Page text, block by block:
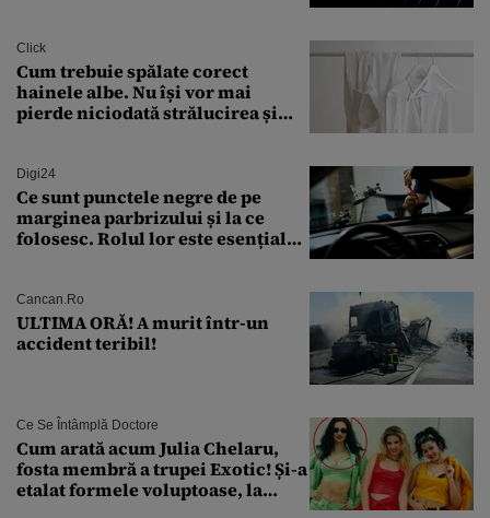
Click
Cum trebuie spălate corect
hainele albe. Nu își vor mai
pierde niciodată strălucirea și
Digi24
Ce sunt punctele negre de pe
marginea parbrizului și la ce
folosesc. Rolul lor este esențial
Cancan.ro
ULTIMA ORĂ! A murit într-un
accident teribil!
Ce Se Întâmplă Doctore
Cum arată acum Julia Chelaru,
fosta membră a trupei Exotic! Și-a
etalat formele voluptoase, la